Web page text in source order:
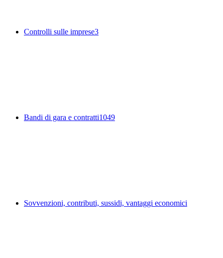
Controlli sulle imprese3
Bandi di gara e contratti1049
Sovvenzioni, contributi, sussidi, vantaggi economici